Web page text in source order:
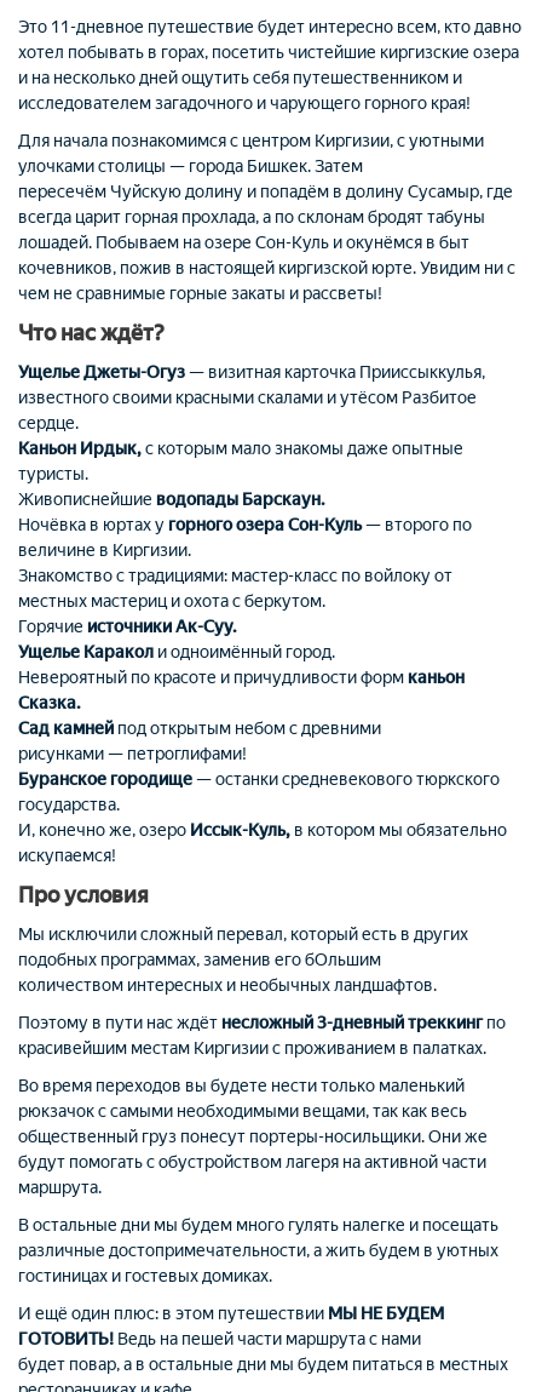
Это 11-дневное путешествие будет интересно всем, кто давно
хотел побывать в горах, посетить чистейшие киргизские озера
и на несколько дней ощутить себя путешественником и
исследователем загадочного и чарующего горного края!
Для начала познакомимся с центром Киргизии, с уютными
улочками столицы — города Бишкек. Затем
пересечём Чуйскую долину и попадём в долину Сусамыр, где
всегда царит горная прохлада, а по склонам бродят табуны
лошадей. Побываем на озере Сон-Куль и окунёмся в быт
кочевников, пожив в настоящей киргизской юрте. Увидим ни с
чем не сравнимые горные закаты и рассветы!
Что нас ждёт?
Ущелье Джеты-Огуз— визитная карточка Прииссыккулья,
известного своими красными скалами и утёсом Разбитое
сердце.
Каньон Ирдык,с которым мало знакомы даже опытные
туристы.
Живописнейшие водопады Барскаун.
Ночёвка в юртах угорного озера Сон-Куль— второго по
величине в Киргизии.
Знакомство с традициями: мастер-класс по войлоку от
местных мастериц и охота с беркутом.
Горячие источники Ак-Суу.
Ущелье Каракол и одноимённый город.
Невероятный по красоте и причудливости формканьон
Сказка.
Сад камней под открытым небом с древними
рисунками — петроглифами!
Буранское городище— останки средневекового тюркского
государства.
И, конечно же, озеро Иссык-Куль, в котором мы обязательно
искупаемся!
Про условия
Мы исключили сложный перевал, который есть в других
подобных программах, заменив его бОльшим
количеством интересных и необычных ландшафтов.
Поэтому в пути нас ждётнесложный 3-дневный треккингпо
красивейшим местам Киргизии с проживанием в палатках.
Во время переходов вы будете нести только маленький
рюкзачок с самыми необходимыми вещами, так как весь
общественный груз понесут портеры-носильщики. Они же
будут помогать с обустройством лагеря на активной части
маршрута.
В остальные дни мы будем много гулять налегке и посещать
различные достопримечательности, а жить будем в уютных
гостиницах и гостевых домиках.
И ещё один плюс: в этом путешествии МЫ НЕ БУДЕМ
ГОТОВИТЬ! Ведь на пешей части маршрута с нами
будет повар, а в остальные дни мы будем питаться в местных